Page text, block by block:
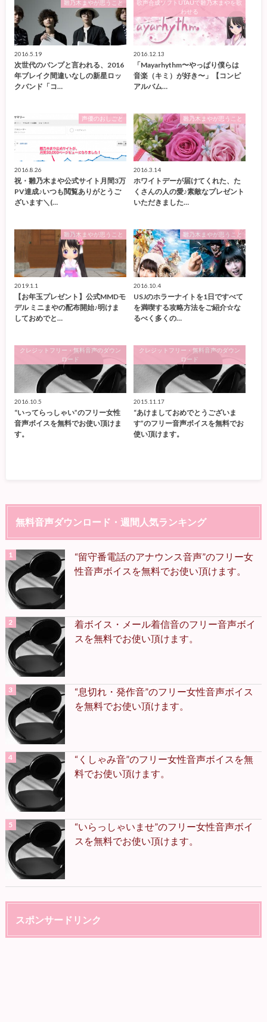
雛乃木まやが思うこと
2016.5.19
次世代のバンプと言われる、2016
年ブレイク間違いなしの新星ロッ
クバンド「コ…
歌声合成ソフトUTAUで雛乃木まやを歌
わせる
2016.12.13
「Mayarhythm〜やっぱり僕らは
音楽（キミ）が好き〜」【コンピ
アルバム…
声優のおしごと
2016.8.26
祝・雛乃木まや公式サイト月間3万
PV達成♪いつも閲覧ありがとうご
ざいます＼(…
雛乃木まやが思うこと
2016.3.14
ホワイトデーが届けてくれた、た
くさんの人の愛♪素敵なプレゼント
いただきました…
雛乃木まやが思うこと
2019.1.1
【お年玉プレゼント】公式MMDモ
デル ミニまやの配布開始♪明けま
しておめでと…
雛乃木まやが思うこと
2016.10.4
USJのホラーナイトを1日ですべて
を満喫する攻略方法をご紹介☆な
るべく多くの…
クレジットフリー・無料音声のダウン
ロード
2016.10.5
“いってらっしゃい”のフリー女性
音声ボイスを無料でお使い頂けま
す。
クレジットフリー・無料音声のダウン
ロード
2015.11.17
“あけましておめでとうございま
す”のフリー音声ボイスを無料でお
使い頂けます。
無料音声ダウンロード・週間人気ランキング
“留守番電話のアナウンス音声”のフリー女
性音声ボイスを無料でお使い頂けます。
着ボイス・メール着信音のフリー音声ボイ
スを無料でお使い頂けます。
“息切れ・発作音”のフリー女性音声ボイス
を無料でお使い頂けます。
“くしゃみ音”のフリー女性音声ボイスを無
料でお使い頂けます。
“いらっしゃいませ”のフリー女性音声ボイ
スを無料でお使い頂けます。
スポンサードリンク